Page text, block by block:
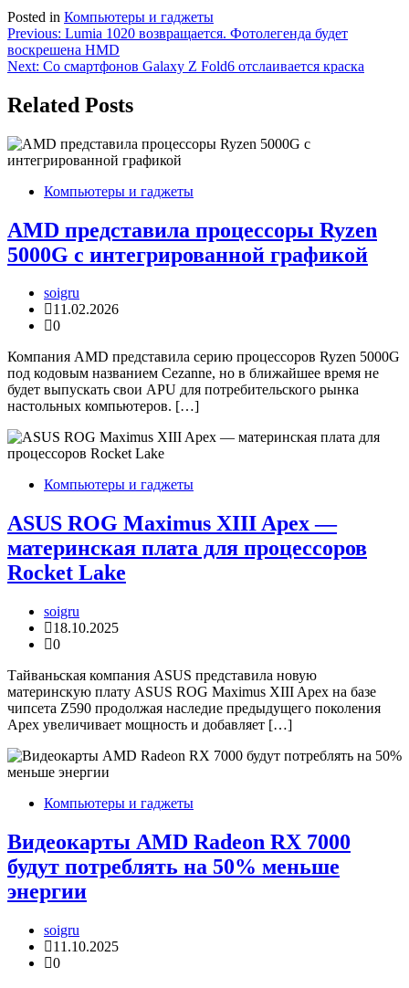
Posted in Компьютеры и гаджеты
Навигация
по
Previous: Lumia 1020 возвращается. Фотолегенда будет
воскрешена HMD
Next: Со смартфонов Galaxy Z Fold6 отслаивается краска
Related Posts
Компьютеры и гаджеты
AMD представила процессоры Ryzen
5000G с интегрированной графикой
soigru
11.02.2026
0
Компания AMD представила серию процессоров Ryzen 5000G
под кодовым названием Cezanne, но в ближайшее время не
будет выпускать свои APU для потребительского рынка
настольных компьютеров. […]
Компьютеры и гаджеты
ASUS ROG Maximus XIII Apex —
материнская плата для процессоров
Rocket Lake
soigru
18.10.2025
0
Тайваньская компания ASUS представила новую
материнскую плату ASUS ROG Maximus XIII Apex на базе
чипсета Z590 продолжая наследие предыдущего поколения
Apex увеличивает мощность и добавляет […]
Компьютеры и гаджеты
Видеокарты AMD Radeon RX 7000
будут потреблять на 50% меньше
энергии
soigru
11.10.2025
0